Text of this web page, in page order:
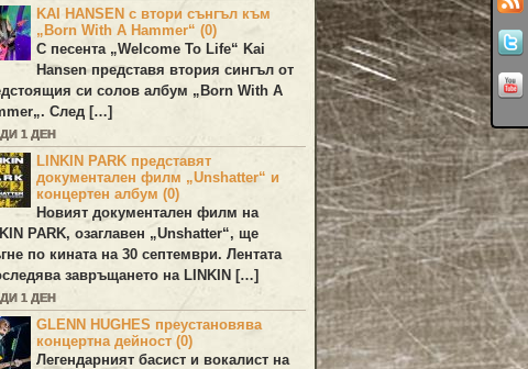
KAI HANSEN с втори сънгъл към
„Born With A Hammer“ (0)
С песента „Welcome To Life“ Kai
Hansenпредставя втория сингъл от
си солов албум „ Born With A
„. След […]
1 ДЕН
LINKIN PARK представят
документален филм „Unshatter“ и
концертен албум (0)
Новият документален филм на
PARK, озаглавен „Unshatter“, ще
по кината на 30 септември. Лентата
завръщането наLINKIN […]
1 ДЕН
GLENN HUGHES преустановява
концертна дейност (0)
Легендарният басист и вокалист на